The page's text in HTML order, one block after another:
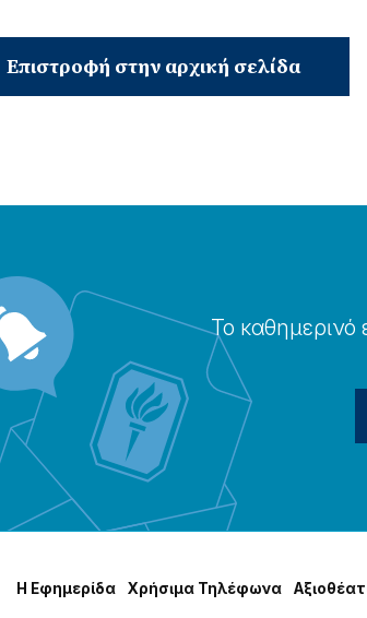
Επιστροφή στην αρχική σελίδα
Το καθημερɩνό
Η Εφημερίδα Χρήσɩμα Τηλέφωνα